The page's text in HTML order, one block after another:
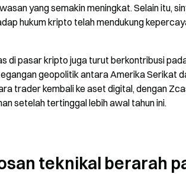
yang semakin meningkat. Selain itu,
hukum kripto telah mendukung
di pasar kripto juga turut berkontribusi
geopolitik antara Amerika Serikat
trader kembali ke aset digital, dengan
setelah tertinggal lebih awal tahun ini.
teknikal berarah